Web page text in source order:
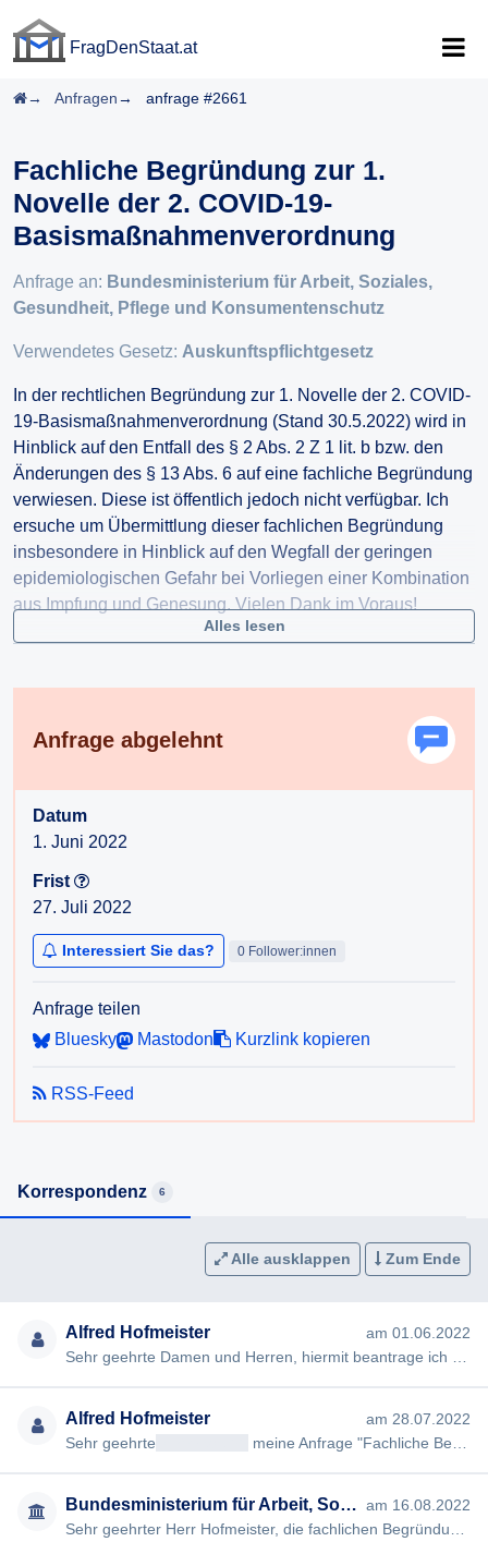
FragDenStaat.at
Startseite
Anfragen anfrage #2661
Fachliche Begründung zur 1.
Novelle der 2. COVID-19-
Basismaßnahmenverordnung
Anfrage an: Bundesministerium für Arbeit, Soziales,
Gesundheit, Pflege und Konsumentenschutz
Verwendetes Gesetz: Auskunftspflichtgesetz
In der rechtlichen Begründung zur 1. Novelle der 2. COVID-
19-Basismaßnahmenverordnung (Stand 30.5.2022) wird in
Hinblick auf den Entfall des § 2 Abs. 2 Z 1 lit. b bzw. den
Änderungen des § 13 Abs. 6 auf eine fachliche Begründung
verwiesen. Diese ist öffentlich jedoch nicht verfügbar. Ich
ersuche um Übermittlung dieser fachlichen Begründung
insbesondere in Hinblick auf den Wegfall der geringen
epidemiologischen Gefahr bei Vorliegen einer Kombination
aus Impfung und Genesung. Vielen Dank im Voraus!
Alles lesen
Anfrage abgelehnt
Datum
1. Juni 2022
Frist
27. Juli 2022
Interessiert Sie das? 0 Follower:innen
Anfrage teilen
Bluesky
Mastodon Kurzlink kopieren
RSS-Feed
Korrespondenz 6
Alle ausklappen Zum Ende
Alfred Hofmeister
am 01.06.2022
Alfred Hofmeister
am 28.07.2022
Sehr geehrte
meine Anfrage "Fachliche Begründung zur 1. Novelle der 2. COVID-19-Basismaßnahmenverordn…
Bundesministerium für Arbeit, Soziales, Gesundheit, Pflege und Konsumentenschutz am 16.08.2022